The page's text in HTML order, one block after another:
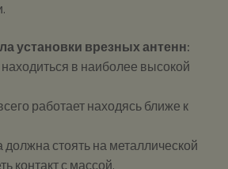
установки врезных антенн:
в наиболее высокой
работает находясь ближе к
должна стоять на металлической
контакт с массой.